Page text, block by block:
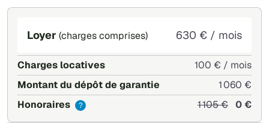
Loyer (charges comprises) 630 € / mois
Charges locatives
100 € / mois
Montant du dépôt de garantie
1 060 €
Honoraires
? 1 105 € 0 €